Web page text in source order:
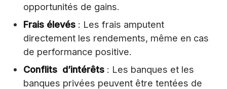
opportunités de gains.
Frais élevés : Les frais amputent
directement les rendements, même en cas
de performance positive.
Conflits d’intérêts : Les banques et les
banques privées peuvent être tentées de